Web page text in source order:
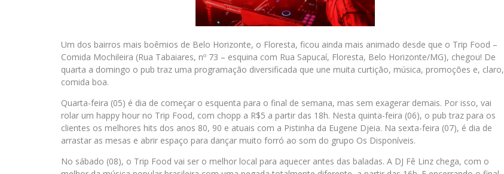
Um dos bairros mais boêmios de Belo Horizonte, o Floresta, ficou ainda mais animado desde que o Trip Food –
Comida Mochileira (Rua Tabaiares, nº 73 – esquina com Rua Sapucaí, Floresta, Belo Horizonte/MG), chegou! De
quarta a domingo o pub traz uma programação diversificada que une muita curtição, música, promoções e, claro,
comida boa.
Quarta-feira (05) é dia de começar o esquenta para o final de semana, mas sem exagerar demais. Por isso, vai
rolar um happy hour no Trip Food, com chopp a R$5 a partir das 18h. Nesta quinta-feira (06), o pub traz para os
clientes os melhores hits dos anos 80, 90 e atuais com a Pistinha da Eugene Djeia. Na sexta-feira (07), é dia de
arrastar as mesas e abrir espaço para dançar muito forró ao som do grupo Os Disponíveis.
No sábado (08), o Trip Food vai ser o melhor local para aquecer antes das baladas. A DJ Fê Linz chega, com o